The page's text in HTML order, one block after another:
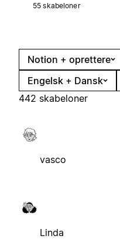
55 skabeloner
Notion + oprettere
Engelsk + Dansk
442 skabeloner
vasco
Linda